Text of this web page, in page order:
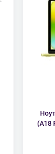
(A18